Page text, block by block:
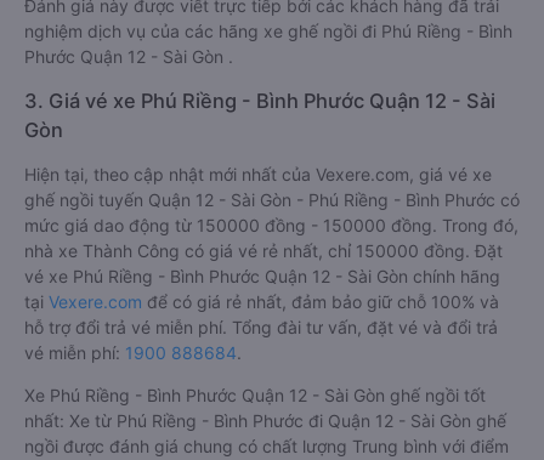
Đánh giá này được viết trực tiếp bởi các khách hàng đã trải
nghiệm dịch vụ của các hãng xe ghế ngồi đi Phú Riềng - Bình
Phước Quận 12 - Sài Gòn .
3. Giá vé xe Phú Riềng - Bình Phước Quận 12 - Sài
Gòn
Hiện tại, theo cập nhật mới nhất của Vexere.com, giá vé xe
ghế ngồi tuyến Quận 12 - Sài Gòn - Phú Riềng - Bình Phước có
mức giá dao động từ 150000 đồng - 150000 đồng. Trong đó,
nhà xe Thành Công có giá vé rẻ nhất, chỉ 150000 đồng. Đặt
vé xe Phú Riềng - Bình Phước Quận 12 - Sài Gòn chính hãng
tại Vexere.com để có giá rẻ nhất, đảm bảo giữ chỗ 100% và
hỗ trợ đổi trả vé miễn phí. Tổng đài tư vấn, đặt vé và đổi trả
vé miễn phí: 1900 888684.
Xe Phú Riềng - Bình Phước Quận 12 - Sài Gòn ghế ngồi tốt
nhất: Xe từ Phú Riềng - Bình Phước đi Quận 12 - Sài Gòn ghế
ngồi được đánh giá chung có chất lượng Trung bình với điểm